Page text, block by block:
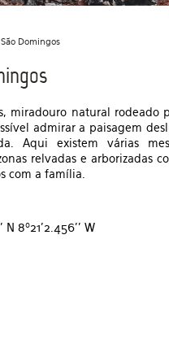
Domingos
miradouro natural rodeado
admirar a paisagem
Aqui existem várias
relvadas e arborizadas
com a família.
N 8º21'2.456'' W